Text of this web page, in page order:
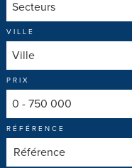
Secteurs
VILLE
Ville
PRIX
0 - 750 000
RÉFÉRENCE